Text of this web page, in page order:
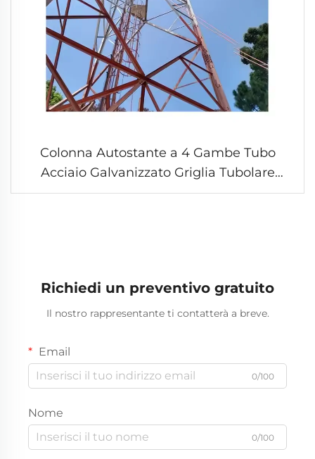
Colonna Autostante a 4 Gambe Tubo
Acciaio Galvanizzato Griglia Tubolare
Antenna Radio TV Torri di Comunicazione
Richiedi un preventivo gratuito
Il nostro rappresentante ti contatterà a breve.
Email
0/100
Nome
0/100